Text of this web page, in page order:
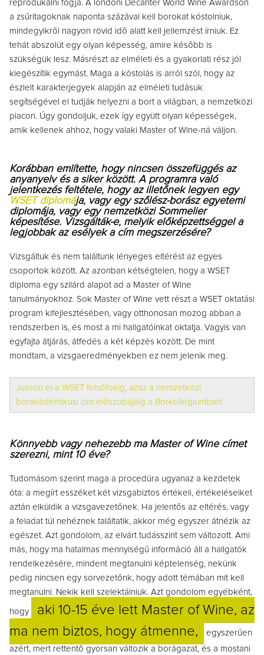
reprodukálni fogja. A londoni Decanter World Wine Awardson
a zsűritagoknak naponta százával kell borokat kóstolniuk,
mindegyikről nagyon rövid idő alatt kell jellemzést írniuk. Ez
tehát abszolút egy olyan képesség, amire később is
szükségük lesz. Másrészt az elméleti és a gyakorlati rész jól
kiegészítik egymást. Maga a kóstolás is arról szól, hogy az
észlelt karakterjegyek alapján az elméleti tudásuk
segítségével el tudják helyezni a bort a világban, a nemzetközi
piacon. Úgy gondoljuk, ezek így együtt olyan képességek,
amik kellenek ahhoz, hogy valaki Master of Wine-ná váljon.
Korábban említette, hogy nincsen összefüggés az
anyanyelv és a siker között. A programra való
jelentkezés feltétele, hogy az illetőnek legyen egy
WSET diplomája, vagy egy szőlész-borász egyetemi
diplomája, vagy egy nemzetközi Sommelier
képesítése. Vizsgálták-e, melyik előképzettséggel a
legjobbak az esélyek a cím megszerzésére?
Vizsgáltuk és nem találtunk lényeges eltérést az egyes
csoportok között. Az azonban kétségtelen, hogy a WSET
diploma egy szilárd alapot ad a Master of Wine
tanulmányokhoz. Sok Master of Wine vett részt a WSET oktatási
program kifejlesztésében, vagy otthonosan mozog abban a
rendszerben is, és most a mi hallgatóinkat oktatja. Vagyis van
egyfajta átjárás, átfedés a két képzés között. De mint
mondtam, a vizsgaeredményekben ez nem jelenik meg.
Jusson el a WSET felsőfokig, azaz a nemzetközi
borakadémikusi cím előszobájáig a Borkollégiumban!
Könnyebb vagy nehezebb ma Master of Wine címet
szerezni, mint 10 éve?
Tudomásom szerint maga a procedúra ugyanaz a kezdetek
óta: a megírt esszéket két vizsgabiztos értékeli, értékeléseiket
aztán elküldik a vizsgavezetőnek. Ha jelentős az eltérés, vagy
a feladat túl nehéznek találtatik, akkor még egyszer átnézik az
egészet. Azt gondolom, az elvárt tudásszint sem változott. Ami
más, hogy ma hatalmas mennyiségű információ áll a hallgatók
rendelkezésére, mindent megtanulni képtelenség, nekünk
pedig nincsen egy sorvezetőnk, hogy adott témában mit kell
megtanulni. Nekik kell szelektálniuk. Azt gondolom egyébként,
hogy
aki 10-15 éve lett Master of Wine, az
ma nem biztos, hogy átmenne,
egyszerűen
azért, mert rettentő gyorsan változik a borágazat, és a mostani